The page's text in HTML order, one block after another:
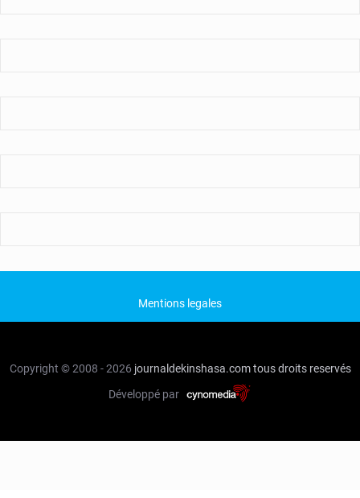
Mentions legales
Copyright © 2008 - 2026 journaldekinshasa.com tous droits reservés
Développé par